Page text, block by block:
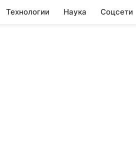
Технологии Наука Соцсети